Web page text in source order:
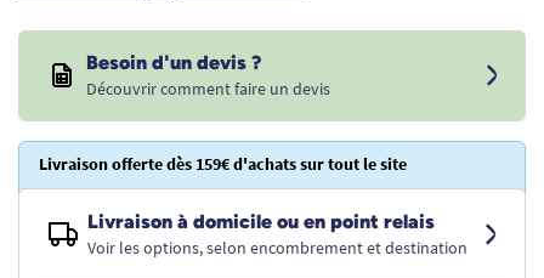
Besoin d'un devis ?
Découvrir comment faire un devis
Livraison offerte dès 159€ d'achats sur tout le site
Livraison à domicile ou en point relais
Voir les options, selon encombrement et destination